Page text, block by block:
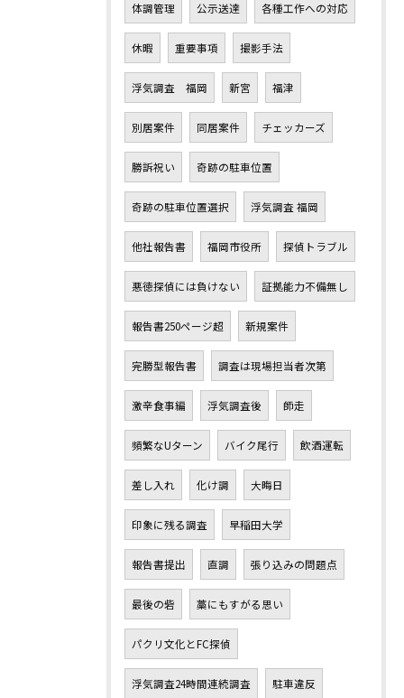
体調管理 公示送達 各種工作への対応
休暇 重要事項 撮影手法
浮気調査 福岡 新宮 福津
別居案件 同居案件 チェッカーズ
勝訴祝い 奇跡の駐車位置
奇跡の駐車位置選択 浮気調査 福岡
他社報告書 福岡市役所 探偵トラブル
悪徳探偵には負けない 証拠能力不備無し
報告書250ページ超 新規案件
完勝型報告書 調査は現場担当者次第
激辛食事編 浮気調査後 師走
頻繁なUターン バイク尾行 飲酒運転
差し入れ 化け調 大晦日
印象に残る調査 早稲田大学
報告書提出 直調 張り込みの問題点
最後の砦 藁にもすがる思い
パクリ文化とFC探偵
浮気調査24時間連続調査 駐車違反